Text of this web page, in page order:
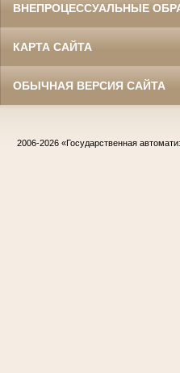
ВНЕПРОЦЕССУАЛЬНЫЕ
КАРТА САЙТА
ОБЫЧНАЯ ВЕРСИЯ САЙТА
2006-2026 «Государственная